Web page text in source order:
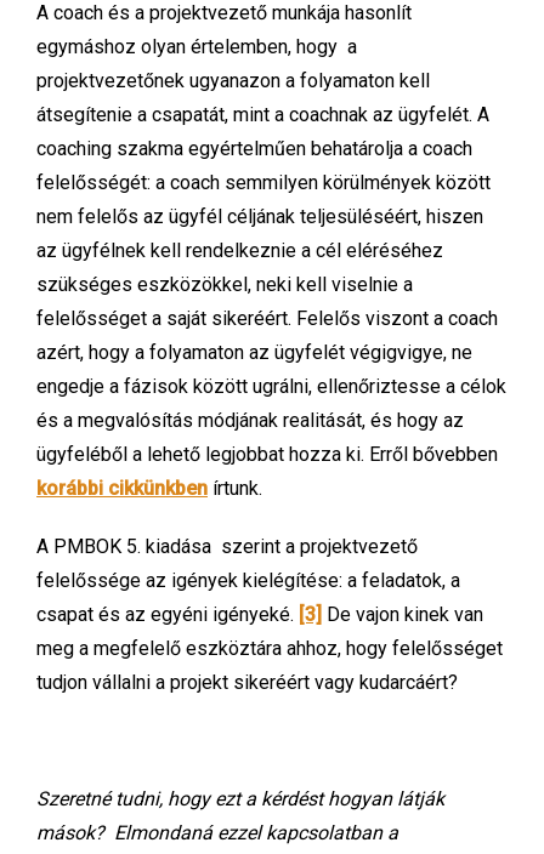
A coach és a projektvezető munkája hasonlít
egymáshoz olyan értelemben, hogy a
projektvezetőnek ugyanazon a folyamaton kell
átsegítenie a csapatát, mint a coachnak az ügyfelét. A
coaching szakma egyértelműen behatárolja a coach
felelősségét: a coach semmilyen körülmények között
nem felelős az ügyfél céljának teljesüléséért, hiszen
az ügyfélnek kell rendelkeznie a cél eléréséhez
szükséges eszközökkel, neki kell viselnie a
felelősséget a saját sikeréért. Felelős viszont a coach
azért, hogy a folyamaton az ügyfelét végigvigye, ne
engedje a fázisok között ugrálni, ellenőriztesse a célok
és a megvalósítás módjának realitását, és hogy az
ügyfeléből a lehető legjobbat hozza ki. Erről bővebben
korábbi cikkünkben írtunk.
A PMBOK 5. kiadása szerint a projektvezető
felelőssége az igények kielégítése: a feladatok, a
csapat és az egyéni igényeké. [3] De vajon kinek van
meg a megfelelő eszköztára ahhoz, hogy felelősséget
tudjon vállalni a projekt sikeréért vagy kudarcáért?
Szeretné tudni, hogy ezt a kérdést hogyan látják
mások? Elmondaná ezzel kapcsolatban a